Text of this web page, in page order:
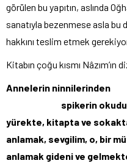
görülen bu yapıtın, aslında
sanatıyla bezenmese asla bu
hakkını teslim etmek
Kitabın çoğu kısmı Nâzım’ın
Annelerin ninnilerinden
spikerin okuduğu
yürekte, kitapta ve
anlamak, sevgilim, o, bir
anlamak gideni ve